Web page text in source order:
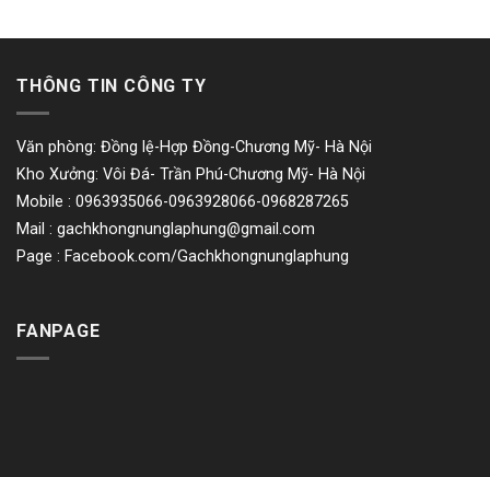
THÔNG TIN CÔNG TY
Văn phòng: Đồng lệ-Hợp Đồng-Chương Mỹ- Hà Nội
Kho Xưởng: Vôi Đá- Trần Phú-Chương Mỹ- Hà Nội
Mobile : 0963935066-0963928066-0968287265
Mail : gachkhongnunglaphung@gmail.com
Page : Facebook.com/Gachkhongnunglaphung
FANPAGE